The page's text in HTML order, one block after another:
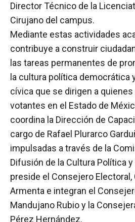
Director Técnico de la
Cirujano del campus.
Mediante estas actividades
contribuye a construir
las tareas permanentes de
la cultura política democrática
cívica que se dirigen a
votantes en el Estado de
coordina la Dirección de
cargo de Rafael Plurarco
impulsadas a través de la
Difusión de la Cultura Política
preside el Consejero Electoral,
Armenta e integran el
Mandujano Rubio y la
Pérez Hernández.